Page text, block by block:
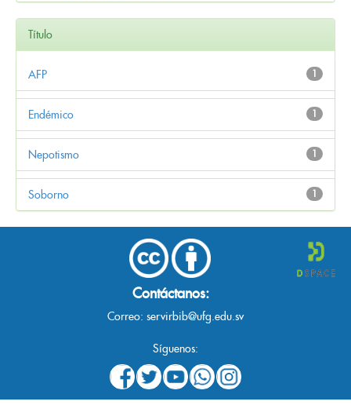
Título
1
AFP
1
Endémico
1
Nepotismo
1
Soborno
Contáctanos:
Correo: servirbib@ufg.edu.sv
Síguenos: